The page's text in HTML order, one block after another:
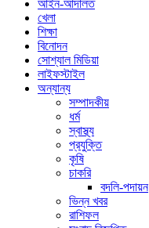
আইন-আদালত
খেলা
শিক্ষা
বিনোদন
সোশ্যাল মিডিয়া
লাইফস্টাইল
অন্যান্য
সম্পাদকীয়
ধর্ম
স্বাস্থ্য
প্রযুক্তি
কৃষি
চাকরি
বদলি-পদায়ন
ভিন্ন খবর
রাশিফল